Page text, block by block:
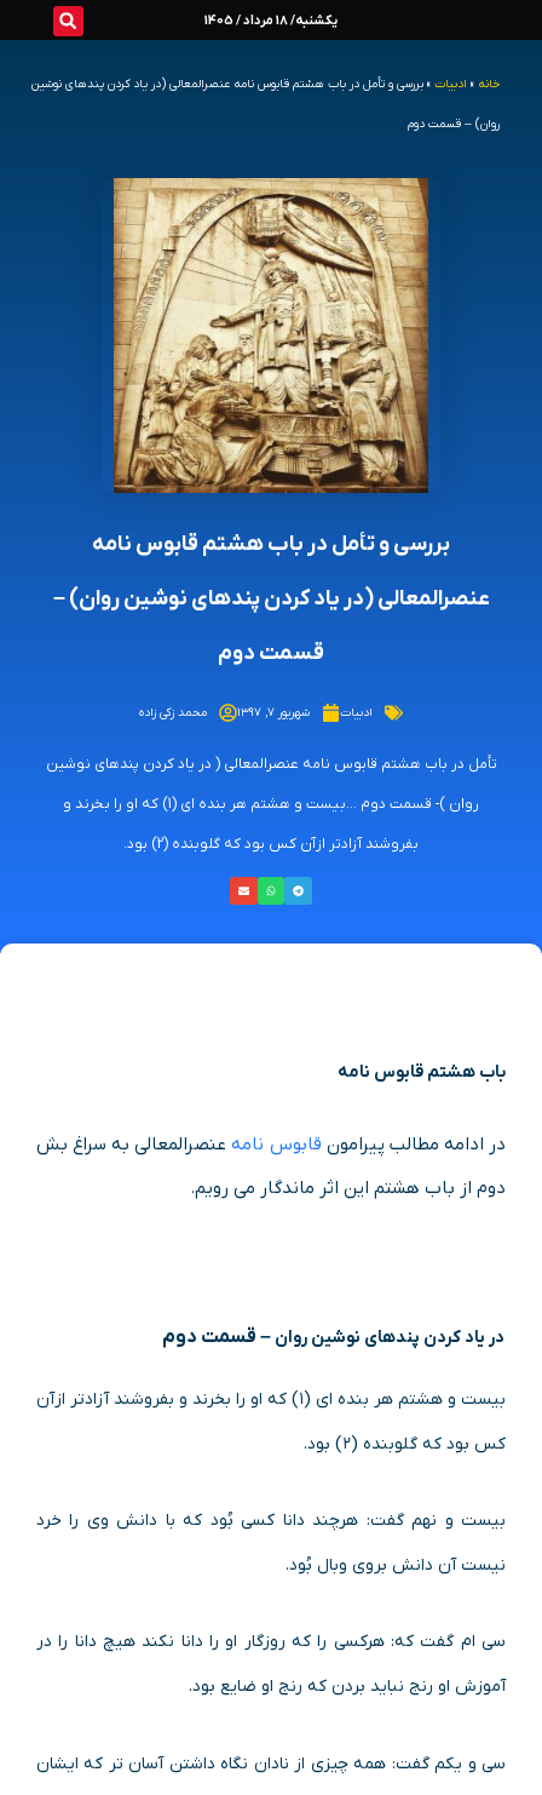
یکشنبه/ 18 مرداد / 1405
خانه » ادبیات » بررسی و تأمل در باب هشتم قابوس نامه عنصرالمعالی (در یاد کردن پندهای نوشین
روان) – قسمت دوم
بررسی و تأمل در باب هشتم قابوس نامه
عنصرالمعالی (در یاد کردن پندهای نوشین روان) –
قسمت دوم
ادبیات شهریور ۷, ۱۳۹۷ محمد زکی زاده
تأمل در باب هشتم قابوس نامه عنصرالمعالی ( در یاد کردن پندهای نوشین
روان )- قسمت دوم ...بیست و هشتم هر بنده ای (1) که او را بخرند و
بفروشند آزادتر ازآن کس بود که گلوبنده (2) بود.
باب هشتم قابوس نامه
در ادامه مطالب پیرامون قابوس نامهعنصرالمعالی به سراغ بش
دوم از باب هشتم این اثر ماندگار می رویم.
در یاد کردن پندهای نوشین روان – قسمت دوم
بیست و هشتم هر بنده ای (۱) که او را بخرند و بفروشند آزادتر ازآن
کس بود که گلوبنده (۲) بود.
بیست و نهم گفت: هرچند دانا کسی بُود که با دانش وی را خرد
نیست آن دانش بروی وبال بُود.
سی ام گفت که: هرکسی را که روزگار او را دانا نکند هیچ دانا را در
آموزش او رنج نباید بردن که رنج او ضایع بود.
سی و یکم گفت: همه چیزی از نادان نگاه داشتن آسان تر که ایشان